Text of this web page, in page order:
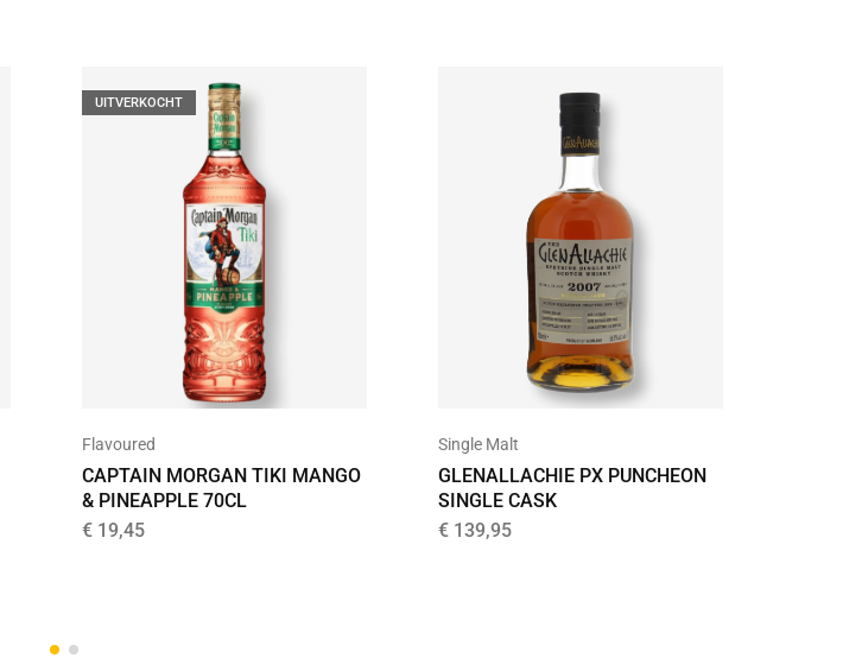
UITVERKOCHT
Flavoured
CAPTAIN MORGAN TIKI MANGO
& PINEAPPLE 70CL
€ 19,45
Single Malt
GLENALLACHIE PX PUNCHEON
SINGLE CASK
€ 139,95